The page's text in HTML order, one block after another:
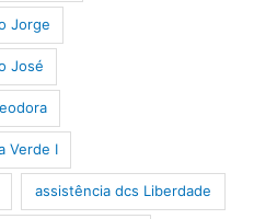
Jorge
José
Verde I
assistência dcs Liberdade